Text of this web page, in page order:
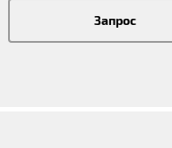
Запрос